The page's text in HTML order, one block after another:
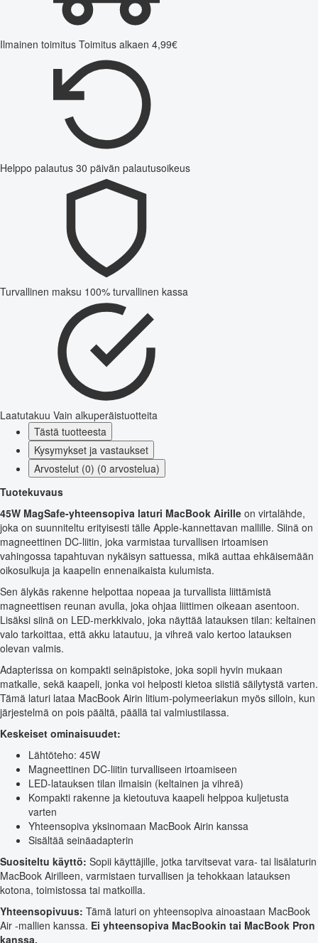
Ilmainen toimitus Toimitus alkaen 4,99€
Helppo palautus 30 päivän palautusoikeus
Turvallinen maksu 100% turvallinen kassa
Laatutakuu Vain alkuperäistuotteita
Tästä tuotteesta
Kysymykset ja vastaukset
Arvostelut (0) (0 arvostelua)
Tuotekuvaus
45W MagSafe-yhteensopiva laturi MacBook Airille on virtalähde,
joka on suunniteltu erityisesti tälle Apple-kannettavan mallille. Siinä on
magneettinen DC-liitin, joka varmistaa turvallisen irtoamisen
vahingossa tapahtuvan nykäisyn sattuessa, mikä auttaa ehkäisemään
oikosulkuja ja kaapelin ennenaikaista kulumista.
Sen älykäs rakenne helpottaa nopeaa ja turvallista liittämistä
magneettisen reunan avulla, joka ohjaa liittimen oikeaan asentoon.
Lisäksi siinä on LED-merkkivalo, joka näyttää latauksen tilan: keltainen
valo tarkoittaa, että akku latautuu, ja vihreä valo kertoo latauksen
olevan valmis.
Adapterissa on kompakti seinäpistoke, joka sopii hyvin mukaan
matkalle, sekä kaapeli, jonka voi helposti kietoa siistiä säilytystä varten.
Tämä laturi lataa MacBook Airin litium-polymeeriakun myös silloin, kun
järjestelmä on pois päältä, päällä tai valmiustilassa.
Keskeiset ominaisuudet:
Lähtöteho: 45W
Magneettinen DC-liitin turvalliseen irtoamiseen
LED-latauksen tilan ilmaisin (keltainen ja vihreä)
Kompakti rakenne ja kietoutuva kaapeli helppoa kuljetusta
varten
Yhteensopiva yksinomaan MacBook Airin kanssa
Sisältää seinäadapterin
Suositeltu käyttö: Sopii käyttäjille, jotka tarvitsevat vara- tai lisälaturin
MacBook Airilleen, varmistaen turvallisen ja tehokkaan latauksen
kotona, toimistossa tai matkoilla.
Yhteensopivuus: Tämä laturi on yhteensopiva ainoastaan MacBook
Air -mallien kanssa. Ei yhteensopiva MacBookin tai MacBook Pron
kanssa.